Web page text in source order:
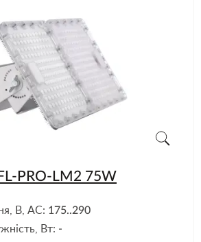
PRO-LM2 75W
В, АС: 175..290
Вт: -